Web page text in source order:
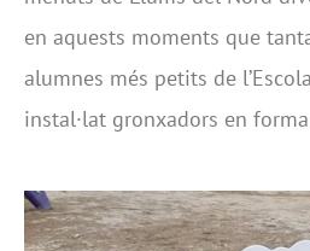
en aquests moments que
alumnes més petits de
instal·lat gronxadors en